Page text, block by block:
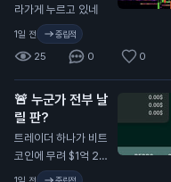
라가게 누르고 있네
1일 전 중립적
25 0 0
🚨 누군가 전부 날
릴 판?
트레이더 하나가 비트
코인에 무려 $1억 26
0만 달러 규모로 베